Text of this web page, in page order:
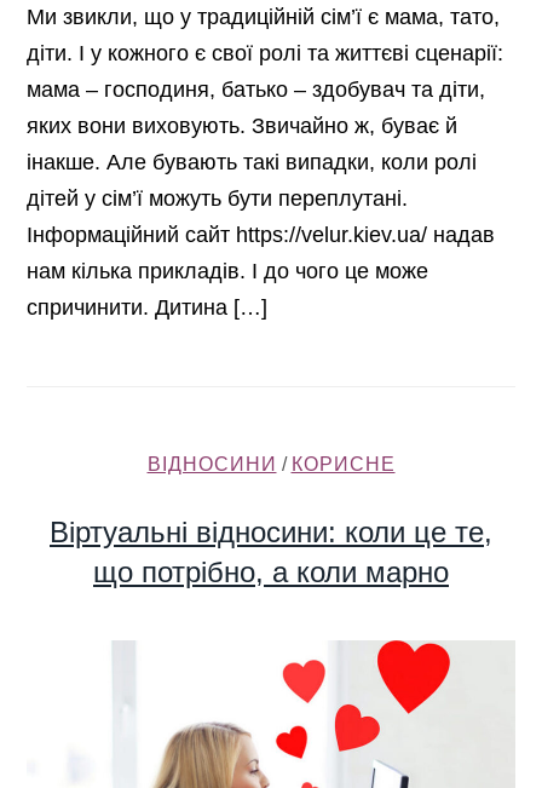
Ми звикли, що у традиційній сім’ї є мама, тато,
діти. І у кожного є свої ролі та життєві сценарії:
мама – господиня, батько – здобувач та діти,
яких вони виховують. Звичайно ж, буває й
інакше. Але бувають такі випадки, коли ролі
дітей у сім’ї можуть бути переплутані.
Інформаційний сайт https://velur.kiev.ua/ надав
нам кілька прикладів. І до чого це може
спричинити. Дитина […]
ВІДНОСИНИ / КОРИСНЕ
Віртуальні відносини: коли це те,
що потрібно, а коли марно